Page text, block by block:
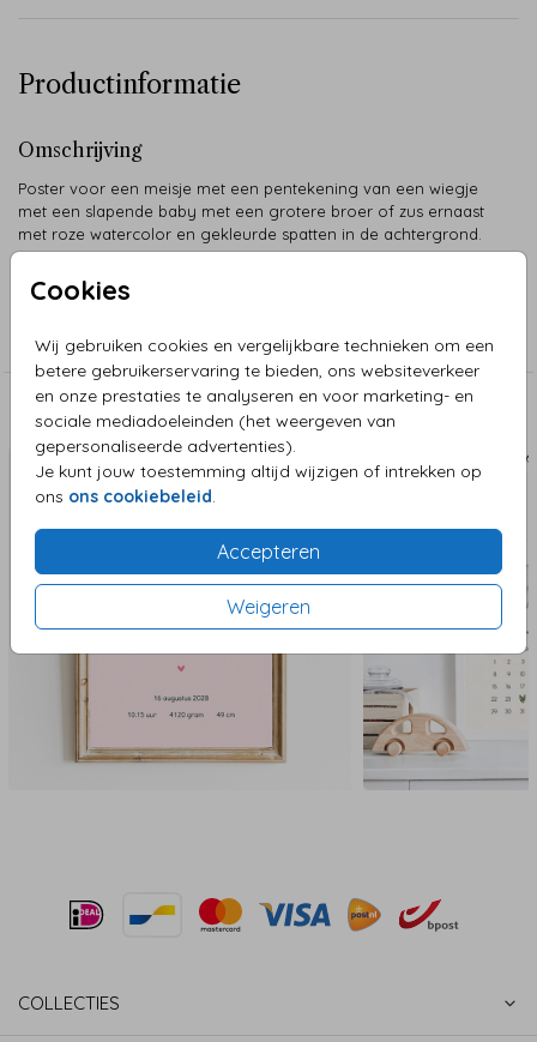
Cookies
Wij gebruiken cookies en vergelijkbare technieken om een
betere gebruikerservaring te bieden, ons websiteverkeer
en onze prestaties te analyseren en voor marketing- en
sociale mediadoeleinden (het weergeven van
gepersonaliseerde advertenties).
Je kunt jouw toestemming altijd wijzigen of intrekken op
ons ons cookiebeleid
Accepteren
Weigeren
Productinformatie
Omschrijving
Poster voor een meisje met een pentekening van een wiegje
met een slapende baby met een grotere broer of zus ernaast
met roze watercolor en gekleurde spatten in de achtergrond.
Collectie
Geboorte Poster Freeform
Aanbevolen
COLLECTIES